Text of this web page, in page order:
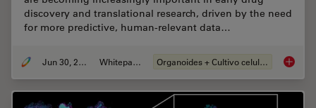
discovery and translational research, driven by the need
for more predictive, human-relevant data…
Jun 30, 2026 Whitepaper Organoides + Cultivo celular 3D